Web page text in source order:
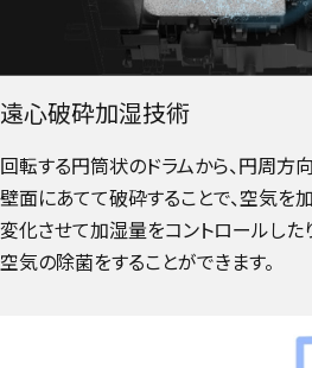
遠心破砕加湿技術
回転する円筒状のドラムから、円周方
壁面にあてて破砕することで、空気を
変化させて加湿量をコントロールした
空気の除菌をすることができます。